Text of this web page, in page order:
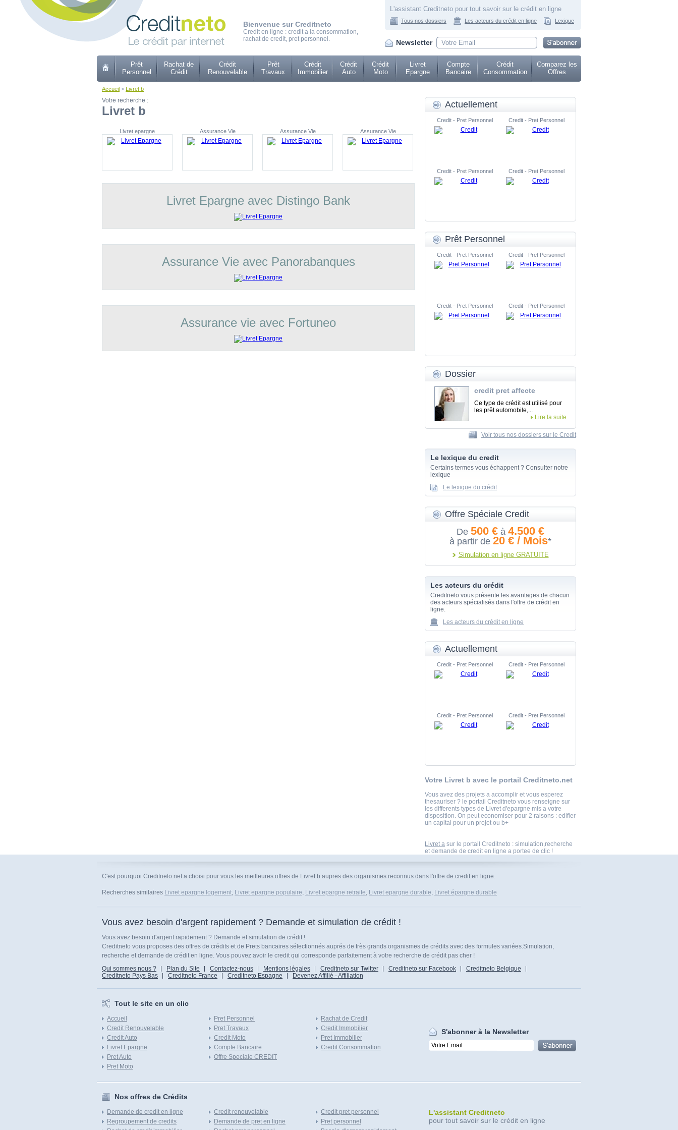
Bienvenue sur Creditneto
Credit en ligne : credit a la consommation,
rachat de credit, pret personnel.
L'assistant Creditneto pour tout savoir sur le crédit en ligne
Tous nos dossiers Les acteurs du crédit en ligne Lexique
Newsletter
Prêt
Personnel
Rachat de
Crédit
Crédit
Renouvelable
Prêt
Travaux
Crédit
Immobilier
Crédit
Auto
Crédit
Moto
Livret
Epargne
Compte
Bancaire
Crédit
Consommation
Comparez les
Offres
Accueil > Livret b
Votre recherche :
Livret b
Livret epargne Assurance Vie Assurance Vie Assurance Vie
Livret Epargne avec Distingo Bank
Assurance Vie avec Panorabanques
Assurance vie avec Fortuneo
Actuellement
Credit - Pret Personnel Credit - Pret Personnel
Credit - Pret Personnel Credit - Pret Personnel
Prêt Personnel
Credit - Pret Personnel Credit - Pret Personnel
Credit - Pret Personnel Credit - Pret Personnel
Dossier
credit pret affecte
Ce type de crédit est utilisé pour
les prêt automobile,...
Lire la suite
Voir tous nos dossiers sur le Credit
Le lexique du credit
Certains termes vous échappent ? Consulter notre
lexique
Le lexique du crédit
Offre Spéciale Credit
De 500 € à 4.500 €
à partir de 20 € / Mois*
Simulation en ligne GRATUITE
Les acteurs du crédit
Creditneto vous présente les avantages de chacun
des acteurs spécialisés dans l'offre de crédit en
ligne.
Les acteurs du crédit en ligne
Actuellement
Credit - Pret Personnel Credit - Pret Personnel
Credit - Pret Personnel Credit - Pret Personnel
Votre Livret b avec le portail Creditneto.net
Vous avez des projets a accomplir et vous esperez
thesauriser ? le portail Creditneto vous renseigne sur
les differents types de Livret d'epargne mis a votre
disposition. On peut economiser pour 2 raisons : edifier
un capital pour un projet ou b+
Livret a sur le portail Creditneto : simulation,recherche
et demande de credit en ligne a portee de clic !
C'est pourquoi Creditneto.net a choisi pour vous les meilleures offres de Livret b aupres des organismes reconnus dans l'offre de credit en ligne.
Recherches similaires Livret epargne logement, Livret epargne populaire, Livret epargne retraite, Livret epargne durable, Livret épargne durable
Vous avez besoin d'argent rapidement ? Demande et simulation de crédit !
Vous avez besoin d'argent rapidement ? Demande et simulation de crédit !
Creditneto vous proposes des offres de crédits et de Prets bancaires sélectionnés auprés de très grands organismes de crédits avec des formules variées.Simulation,
recherche et demande de crédit en ligne. Vous pouvez avoir le credit qui corresponde parfaitement à votre recherche de crédit pas cher !
Qui sommes nous ?
Plan du Site Contactez-nous Mentions légales Creditneto sur Twitter Creditneto sur Facebook
Creditneto Belgique
Creditneto Pays Bas
Creditneto France Creditneto Espagne Devenez Affilié - Affiliation
Tout le site en un clic
Accueil
Credit Renouvelable
Credit Auto
Livret Epargne
Pret Auto
Pret Moto
Pret Personnel
Pret Travaux
Credit Moto
Compte Bancaire
Offre Speciale CREDIT
Rachat de Credit
Credit Immobilier
Pret Immobilier
Credit Consommation
S'abonner à la Newsletter
Nos offres de Crédits
Demande de credit en ligne
Regroupement de credits
Credit renouvelable
Demande de pret en ligne
Credit pret personnel
Pret personnel
L'assistant Creditneto
pour tout savoir sur le crédit en ligne